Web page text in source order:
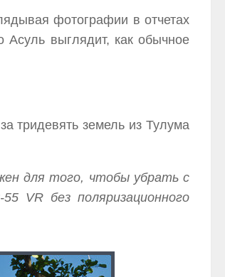
фотографии в отчетах
Асуль выглядит, как обычное
тридевять земель из Тулума
для того, чтобы убрать с
VR без поляризационного